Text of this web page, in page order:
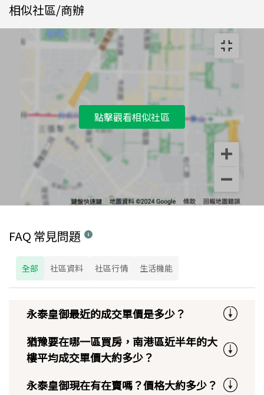
相似社區/商辦
點擊觀看相似社區
FAQ 常見問題
全部 社區資料 社區行情 生活機能
永泰皇御最近的成交單價是多少？
猶豫要在哪一區買房，南港區近半年的大
樓平均成交單價大約多少？
永泰皇御現在有在賣嗎？價格大約多少？